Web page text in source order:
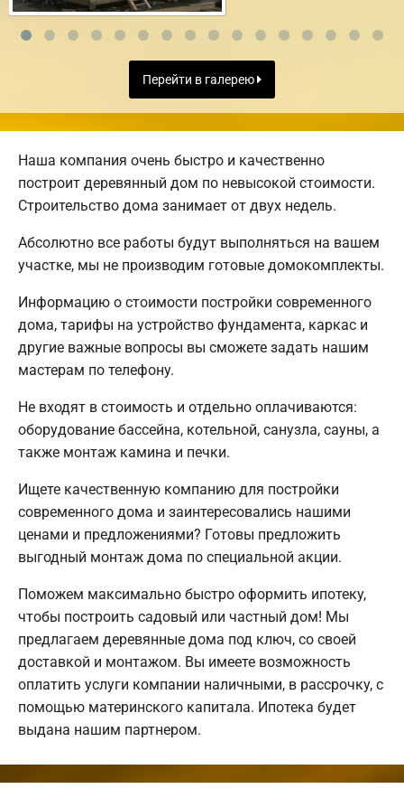
Перейти в галерею
Наша компания очень быстро и качественно
построит деревянный дом по невысокой стоимости.
Строительство дома занимает от двух недель.
Абсолютно все работы будут выполняться на вашем
участке, мы не производим готовые домокомплекты.
Информацию о стоимости постройки современного
дома, тарифы на устройство фундамента, каркас и
другие важные вопросы вы сможете задать нашим
мастерам по телефону.
Не входят в стоимость и отдельно оплачиваются:
оборудование бассейна, котельной, санузла, сауны, а
также монтаж камина и печки.
Ищете качественную компанию для постройки
современного дома и заинтересовались нашими
ценами и предложениями? Готовы предложить
выгодный монтаж дома по специальной акции.
Поможем максимально быстро оформить ипотеку,
чтобы построить садовый или частный дом! Мы
предлагаем деревянные дома под ключ, со своей
доставкой и монтажом. Вы имеете возможность
оплатить услуги компании наличными, в рассрочку, с
помощью материнского капитала. Ипотека будет
выдана нашим партнером.